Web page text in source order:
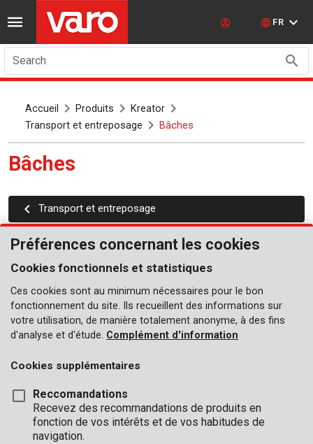
FR
Search
Accueil Produits
Kreator
Transport et entreposage
Bâches
Bâches
Transport et entreposage
KRT660101
Bâche 1,5x6m 70g
Préférences concernant les cookies
Cookies fonctionnels et statistiques
Ces cookies sont au minimum nécessaires pour le bon
fonctionnement du site. Ils recueillent des informations sur
votre utilisation, de manière totalement anonyme, à des fins
d'analyse et d'étude. Complément d'information
Cookies supplémentaires
Reccomandations
Recevez des recommandations de produits en
fonction de vos intérêts et de vos habitudes de
navigation.